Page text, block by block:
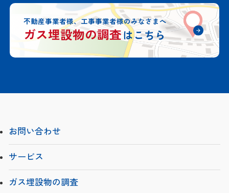
不動産事業者様、工事事業者様のみなさまへ
ガス埋設物の調査はこちら
お問い合わせ
サービス
ガス埋設物の調査